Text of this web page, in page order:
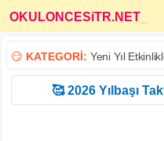
OKULONCESiTR.NET
😏 KATEGORİ: Yeni Yıl
🥰 2026 Yılbaşı